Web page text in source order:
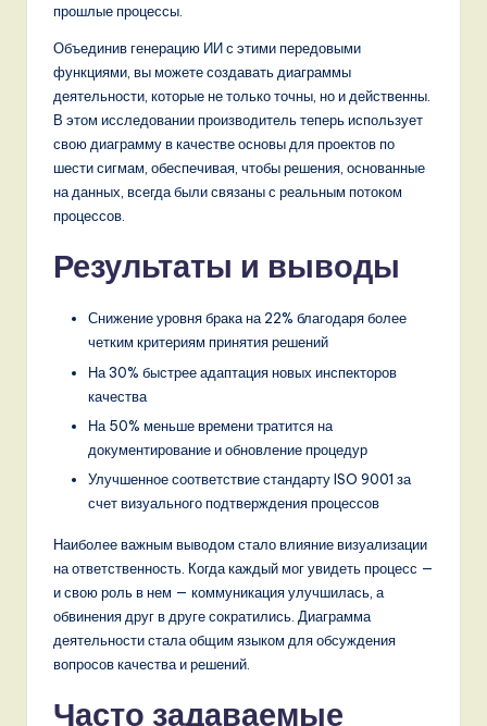
прошлые процессы.
Объединив генерацию ИИ с этими передовыми
функциями, вы можете создавать диаграммы
деятельности, которые не только точны, но и действенны.
В этом исследовании производитель теперь использует
свою диаграмму в качестве основы для проектов по
шести сигмам, обеспечивая, чтобы решения, основанные
на данных, всегда были связаны с реальным потоком
процессов.
Результаты и выводы
Снижение уровня брака на 22% благодаря более
четким критериям принятия решений
На 30% быстрее адаптация новых инспекторов
качества
На 50% меньше времени тратится на
документирование и обновление процедур
Улучшенное соответствие стандарту ISO 9001 за
счет визуального подтверждения процессов
Наиболее важным выводом стало влияние визуализации
на ответственность. Когда каждый мог увидеть процесс —
и свою роль в нем — коммуникация улучшилась, а
обвинения друг в друге сократились. Диаграмма
деятельности стала общим языком для обсуждения
вопросов качества и решений.
Часто задаваемые